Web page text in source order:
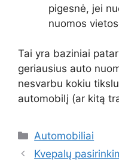
pigesnė, jei
nuomos
Tai yra baziniai
geriausius auto
nesvarbu kokiu
automobilį (ar kitą
Kategorijos
Automobiliai
Kvepalų